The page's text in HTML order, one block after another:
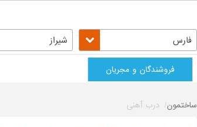
فارس شیراز
فروشندگان و مجریان
ساختمون درب آهنی